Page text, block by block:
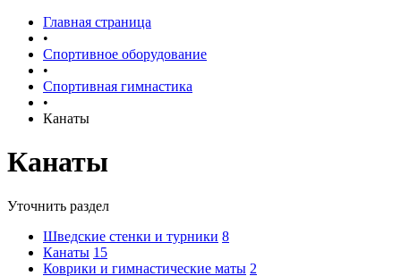
Главная страница
•
Спортивное оборудование
•
Спортивная гимнастика
•
Канаты
Канаты
Уточнить раздел
Шведские стенки и турники 8
Канаты 15
Коврики и гимнастические маты 2